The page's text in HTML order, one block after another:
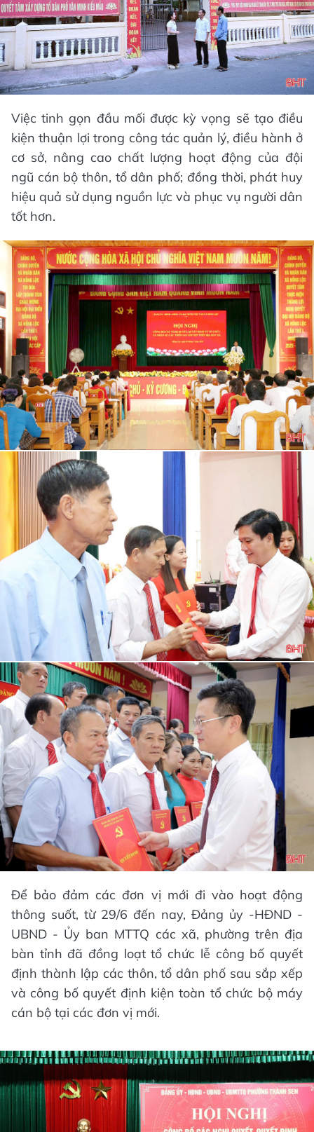
Việc tinh gọn đầu mối được kỳ vọng sẽ tạo điều
kiện thuận lợi trong công tác quản lý, điều hành ở
cơ sở, nâng cao chất lượng hoạt động của đội
ngũ cán bộ thôn, tổ dân phố; đồng thời, phát huy
hiệu quả sử dụng nguồn lực và phục vụ người dân
tốt hơn.
Để bảo đảm các đơn vị mới đi vào hoạt động
thông suốt, từ 29/6 đến nay, Đảng ủy -HĐND -
UBND - Ủy ban MTTQ các xã, phường trên địa
bàn tỉnh đã đồng loạt tổ chức lễ công bố quyết
định thành lập các thôn, tổ dân phố sau sắp xếp
và công bố quyết định kiện toàn tổ chức bộ máy
cán bộ tại các đơn vị mới.